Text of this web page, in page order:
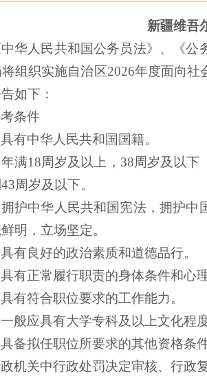
新疆维吾
华人民共和国公务员法》、
《
将组织实施自治区2026年度面向社
如下：
条件
具有中华人民共和国国籍。
年满18周岁及以上， 38周岁及以下
43周岁及以下。
拥护中华人民共和国宪法，拥护中
明，立场坚定。
具有良好的政治素质和道德品行。
具有正常履行职责的身体条件和心
具有符合职位要求的工作能力。
一般应具有大学专科及以上文化程
具备拟任职位所要求的其他资格条
机关中行政处罚决定审核、行政